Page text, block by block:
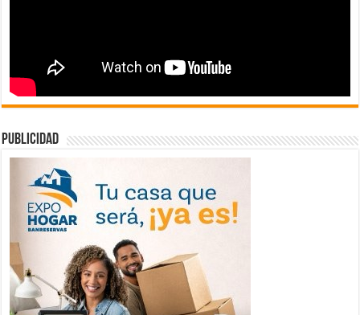
publicidad